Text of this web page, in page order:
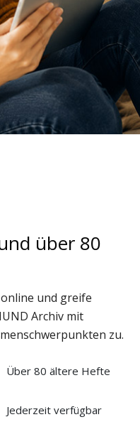
über 80
und greife
Archiv mit
zu.
Über 80 ältere Hefte
Jederzeit verfügbar